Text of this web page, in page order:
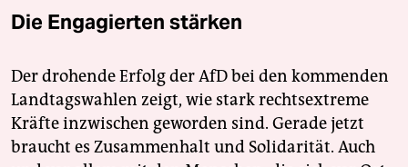
Die Engagierten stärken
Der drohende Erfolg der AfD bei den kommenden
Landtagswahlen zeigt, wie stark rechtsextreme
Kräfte inzwischen geworden sind. Gerade jetzt
braucht es Zusammenhalt und Solidarität. Auch